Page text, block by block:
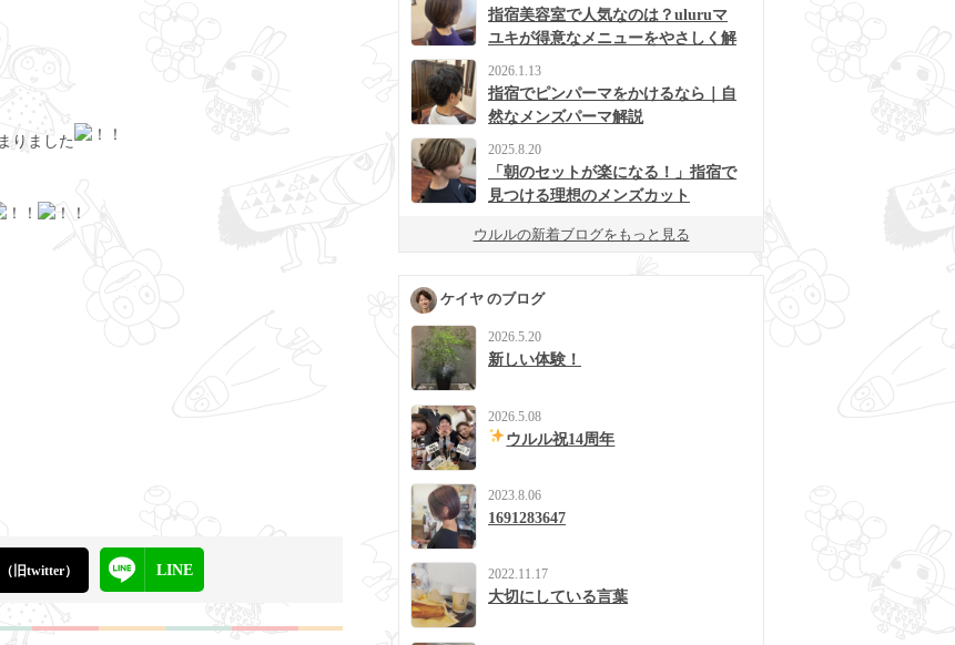
りました
（旧twitter） LINE
指宿美容室で人気なのは？uluruマ
ユキが得意なメニューをやさしく解
2026.1.13
指宿でピンパーマをかけるなら｜自
然なメンズパーマ解説
2025.8.20
「朝のセットが楽になる！」指宿で
見つける理想のメンズカット
ウルルの新着ブログをもっと見る
ケイヤ のブログ
2026.5.20
新しい体験！
2026.5.08
ウルル祝14周年
2023.8.06
1691283647
2022.11.17
大切にしている言葉